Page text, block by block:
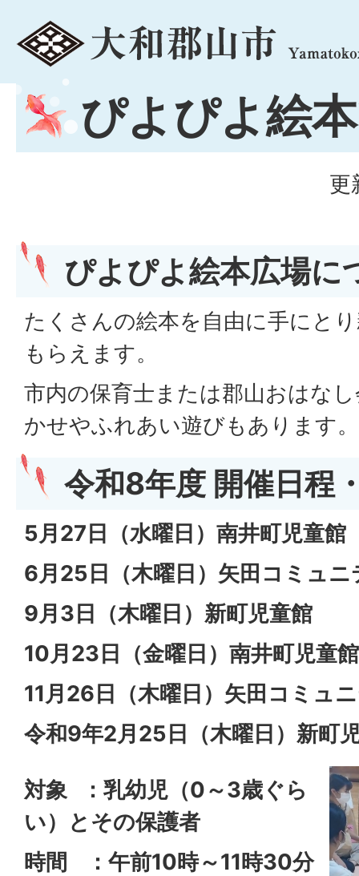
menu
ぴよぴよ絵
更
ぴよぴよ絵本広場に
たくさんの絵本を自由に手にと
もらえます。
市内の保育士または郡山おはな
かせやふれあい遊びもあります。
令和8年度 開催日程
5月27日（水曜日）南井町児童館
6月25日（木曜日）矢田コミュニ
9月3日（木曜日）新町児童館
10月23日（金曜日）南井町児童館
11月26日（木曜日）矢田コミュ
令和9年2月25日（木曜日）新町
対象 ：乳幼児（0～3歳ぐら
い）とその保護者
時間 ：午前10時～11時30分